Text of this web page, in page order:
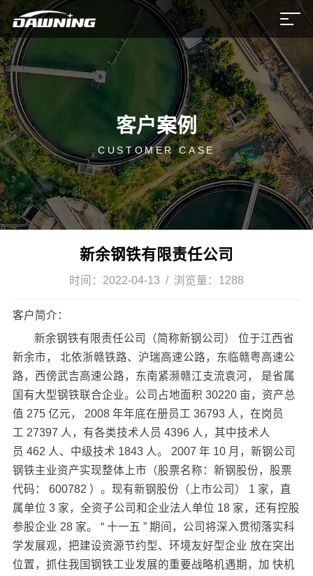
客户案例
CUSTOMER CASE
新余钢铁有限责任公司
时间： 2022-04-13 / 浏览量： 1288
客户简介：
新余钢铁有限责任公司（简称新钢公司） 位于江西省
新余市， 北依浙赣铁路、沪瑞高速公路，东临赣粤高速公
路，西傍武吉高速公路，东南紧濒赣江支流袁河， 是省属
国有大型钢铁联合企业。公司占地面积 30220 亩，资产总
值 275 亿元， 2008 年年底在册员工 36793 人，在岗员
工 27397 人，有各类技术人员 4396 人，其中技术人
员 462 人、中级技术 1843 人。 2007 年 10 月，新钢公司
钢铁主业资产实现整体上市（股票名称：新钢股份，股票
代码： 600782 ）。现有新钢股份（上市公司） 1 家，直
属单位 3 家，全资子公司和企业法人单位 18 家，还有控股
参股企业 28 家。 “ 十一五 ” 期间，公司将深入贯彻落实科
学发展观，把建设资源节约型、环境友好型企业 放在突出
位置，抓住我国钢铁工业发展的重要战略机遇期，加 快机